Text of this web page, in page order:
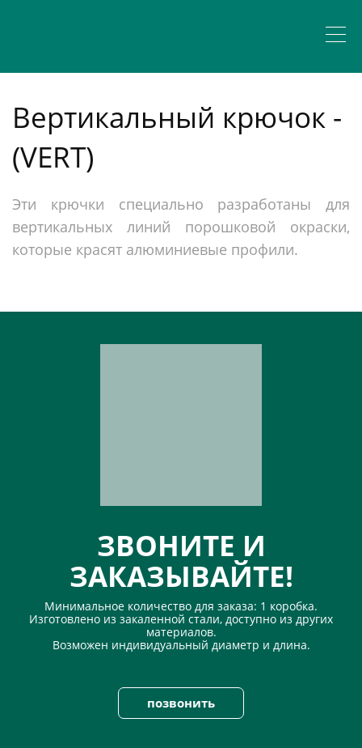
Вертикальный крючок -
(VERT)
Эти крючки специально разработаны для
вертикальных линий порошковой окраски,
которые красят алюминиевые профили.
ЗВОНИТЕ И
ЗАКАЗЫВАЙТЕ!
Минимальное количество для заказа: 1 коробка.
Изготовлено из закаленной стали, доступно из других
материалов.
Возможен индивидуальный диаметр и длина.
позвонить